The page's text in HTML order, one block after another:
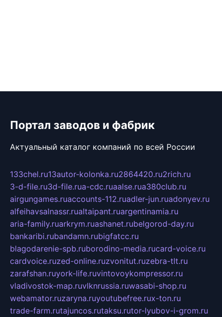
Портал заводов и фабрик
Актуальный каталог компаний по всей России
133chel.ru13autor-kolonka.ru2864420.ru2rich.ru
3-d-file.ru3d-file.rua-cdc.ruaalse.rua380club.ru
airgungames.ruaccounts-112.ruadler-jun.ruadonyev.ru
alfeihavsalnassr.rualtaipant.ruargentinamia.ru
aria-family.ruarkrym.ruashanet.rubelgorod-day.ru
bankaribi.rubandamn.rubigfatcc.ru
blagodarenie-spb.ruborodino-media.rucard-voice.ru
cardvoice.ruzed-online.ruzvonitut.ruzebra-tlt.ru
zarafshan.ruyork-life.ruvintovoykompressor.ru
vladivostok-map.ruvlknrussia.ruwasabi-shop.ru
webamator.ruzaryna.ruyoutubefree.rux-ton.ru
trade-farm.rutajuncos.rutaksu.rutor-lyubov-i-grom.ru